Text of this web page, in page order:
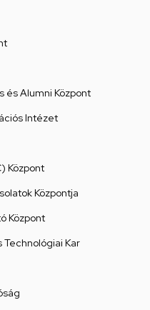
és Alumni Központ
Intézet
Központ
Központja
Központ
Kar